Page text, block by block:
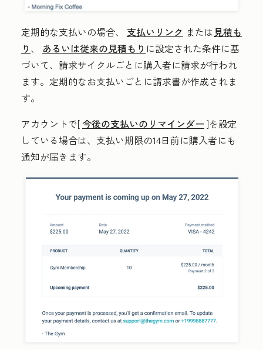
定期的な支払いの場合、 支払いリンク または 見積も
り 、 あるいは従来の見積もり に設定された条件に基
づいて、請求サイクルごとに購入者に請求が行われ
ます。定期的なお支払いごとに請求書が作成されま
す。
アカウントで[今後の支払いのリマインダー ]を設定
している場合は、支払い期限の14日前に購入者にも
通知が届きます。